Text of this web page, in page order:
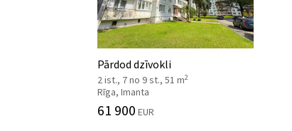
Pārdod dzīvokli
2 ist., 7 no 9 st., 51 m2
Rīga, Imanta
61 900 EUR